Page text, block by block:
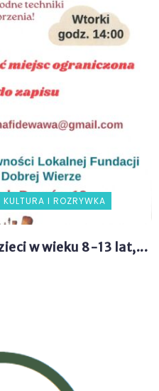
KULTURA I ROZRYWKA
w wieku 8-13 lat,...